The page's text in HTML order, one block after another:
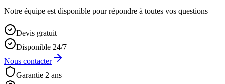
Notre équipe est disponible pour répondre à toutes vos questions
Devis gratuit
Disponible 24/7
Nous contacter
Garantie 2 ans